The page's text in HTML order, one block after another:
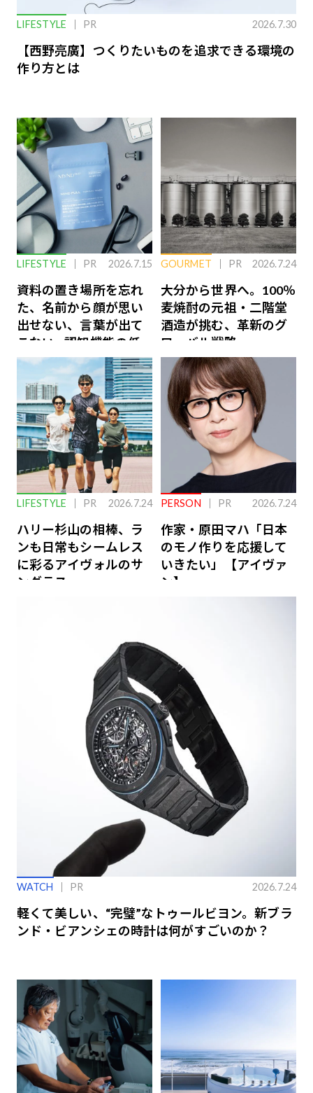
LIFESTYLE PR 2026.7.30
【西野亮廣】つくりたいものを追求できる環境の
作り方とは
LIFESTYLE PR 2026.7.15
資料の置き場所を忘れ
た、名前から顔が思い
出せない、言葉が出て
こない…認知機能の低
下を救う、脳のインナ
ーケアとは
GOURMET PR 2026.7.24
大分から世界へ。100％
麦焼酎の元祖・二階堂
酒造が挑む、革新のグ
ローバル戦略
LIFESTYLE PR 2026.7.24
ハリー杉山の相棒、ラ
ンも日常もシームレス
に彩るアイヴォルのサ
ングラス
PERSON PR 2026.7.24
作家・原田マハ「日本
のモノ作りを応援して
いきたい」【アイヴァ
ン】
WATCH PR 2026.7.24
軽くて美しい、“完璧”なトゥールビヨン。新ブラ
ンド・ビアンシェの時計は何がすごいのか？